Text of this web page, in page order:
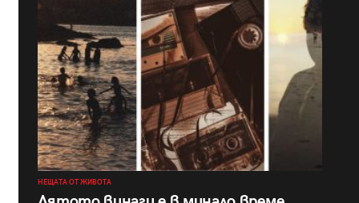
НЕЩАТА ОТ ЖИВОТА